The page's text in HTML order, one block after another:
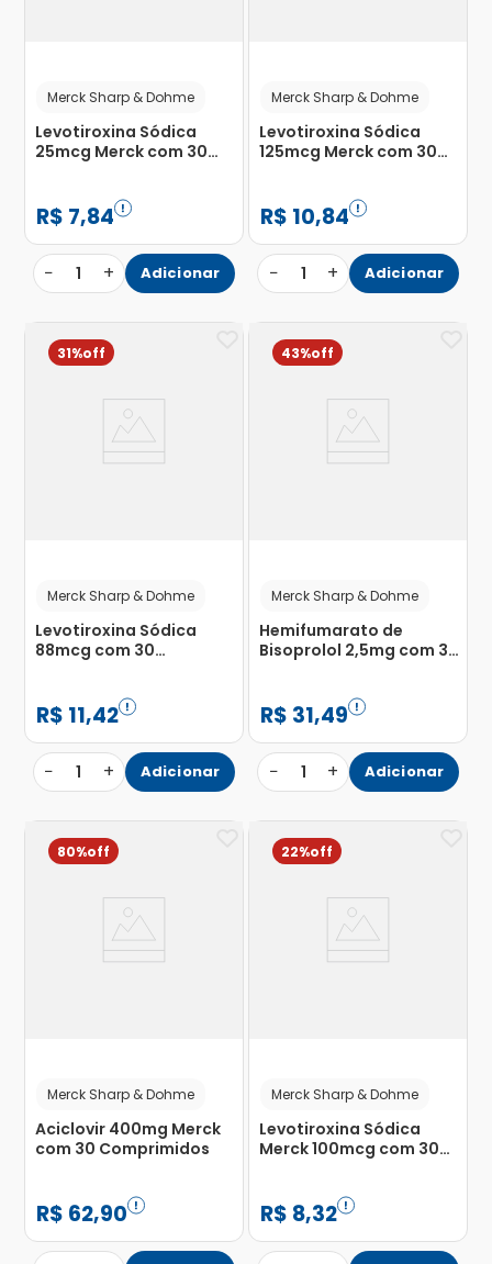
Merck Sharp & Dohme
Levotiroxina Sódica
25mcg Merck com 30
R$ 7,84
− 1 + Adicionar
Merck Sharp & Dohme
Levotiroxina Sódica
125mcg Merck com 30
R$ 10,84
− 1 + Adicionar
31%
Merck Sharp & Dohme
Levotiroxina Sódica
88mcg com 30
R$ 11,42
− 1 + Adicionar
43%
Merck Sharp & Dohme
Hemifumarato de
Bisoprolol 2,5mg com 30
R$ 31,49
− 1 + Adicionar
80%
Merck Sharp & Dohme
Aciclovir 400mg Merck
com 30 Comprimidos
R$ 62,90
22%
Merck Sharp & Dohme
Levotiroxina Sódica
Merck 100mcg com 30
R$ 8,32